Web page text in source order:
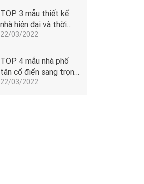
1506
TOP 3 mẫu thiết kế
nhà hiện đại và thời
thượng
22/03/2022
TOP 4 mẫu nhà phố
tân cổ điển sang trọng
dẫn đầu xu hướng
22/03/2022